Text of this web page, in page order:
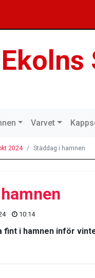
Ekolns
Varvet
2024 Städdag i hamnen
10:14
fint i hamnen inför